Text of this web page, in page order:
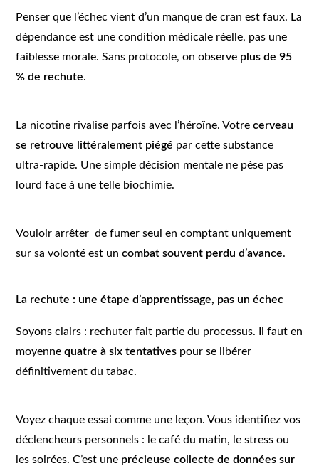
Penser que l’échec vient d’un manque de cran est faux. La
dépendance est une condition médicale réelle, pas une
faiblesse morale. Sans protocole, on observe plus de 95
% de rechute.
La nicotine rivalise parfois avec l’héroïne. Votrecerveau
se retrouve littéralement piégé par cette substance
ultra-rapide. Une simple décision mentale ne pèse pas
lourd face à une telle biochimie.
Vouloir arrêter de fumer seul en comptant uniquement
sur sa volonté est uncombat souvent perdu d’avance.
La rechute : une étape d’apprentissage, pas un échec
Soyons clairs : rechuter fait partie du processus. Il faut en
moyennequatre à six tentatives pour se libérer
définitivement du tabac.
Voyez chaque essai comme une leçon. Vous identifiez vos
déclencheurs personnels : le café du matin, le stress ou
les soirées. C’est une précieuse collecte de données sur